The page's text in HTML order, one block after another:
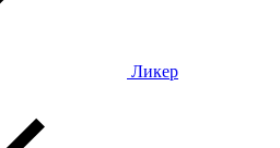
Ликер